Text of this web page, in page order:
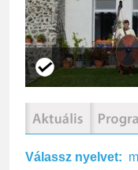
Válassz nyelvet: